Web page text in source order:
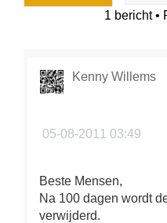
1 bericht •
Kenny Willems
05-08-2011 03:49
Beste Mensen,
Na 100 dagen wordt
verwijderd.